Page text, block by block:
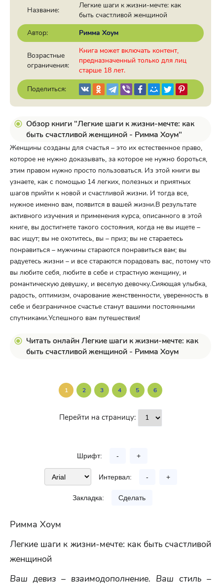
Название:
Легкие шаги к жизни-мечте: как
быть счастливой женщиной
Автор:
Римма Хоум
Возрастные
ограничения:
Книга может включать контент,
предназначенный только для лиц
старше 18 лет.
Поделиться:
Обзор книги "Легкие шаги к жизни-мечте: как
быть счастливой женщиной - Римма Хоум"
Женщины созданы для счастья – это их естественное право,
которое не нужно доказывать, за которое не нужно бороться,
этим правом нужно просто пользоваться. Из этой книги вы
узнаете, как с помощью 14 легких, полезных и приятных
шагов прийти к новой и счастливой жизни. И тогда все,
нужное именно вам, появится в вашей жизни.В результате
активного изучения и применения курса, описанного в этой
книге, вы достигнете такого состояния, когда не вы ищете –
вас ищут; вы не охотитесь, вы – приз; вы не стараетесь
понравиться – мужчины стараются понравиться вам; вы
радуетесь жизни – и все стараются порадовать вас, потому что
вы любите себя, любите в себе и страстную женщину, и
романтическую девушку, и веселую девочку.Сияющая улыбка,
радость, оптимизм, очарование женственности, уверенность в
себе и безграничное счастье станут вашими постоянными
спутниками.Успешного вам путешествия!
Читать онлайн Легкие шаги к жизни-мечте: как
быть счастливой женщиной - Римма Хоум
1 2 3 4 5 6
Перейти на страницу:
Шрифт: - +
Интервал: - +
Закладка: Сделать
Римма Хоум
Легкие шаги к жизни-мечте: как быть счастливой
женщиной
Ваш девиз – взаимодополнение. Ваш стиль –